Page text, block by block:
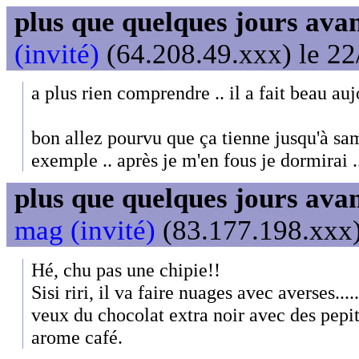
plus que quelques jours
(invité) (64.208.49.xxx) le
a plus rien comprendre .. il a fait beau
bon allez pourvu que ça tienne jusqu'à
exemple .. après je m'en fous je dormirai
plus que quelques jours
mag (invité)
Hé, chu pas une chipie!!
Sisi riri, il va faire nuages avec
veux du chocolat extra noir avec des
arome café.